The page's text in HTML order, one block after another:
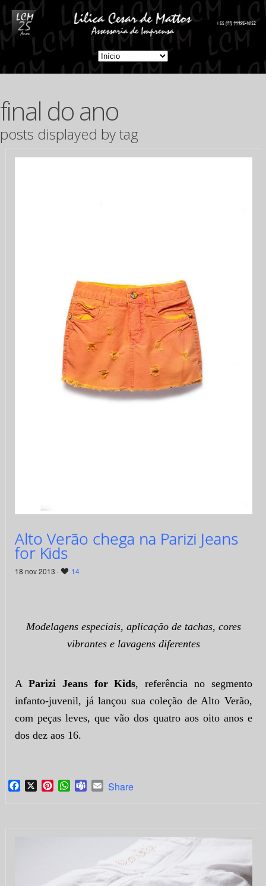
final do ano
posts displayed by tag
Alto Verão chega na Parizi Jeans
for Kids
18 nov 2013 · 14
Modelagens especiais, aplicação de tachas, cores
vibrantes e lavagens diferentes
A Parizi Jeans for Kids, referência no segmento
infanto-juvenil, já lançou sua coleção de Alto Verão,
com peças leves, que vão dos quatro aos oito anos e
dos dez aos 16.
Facebook
X PinterestWhatsApp
TeamsEmail
Share